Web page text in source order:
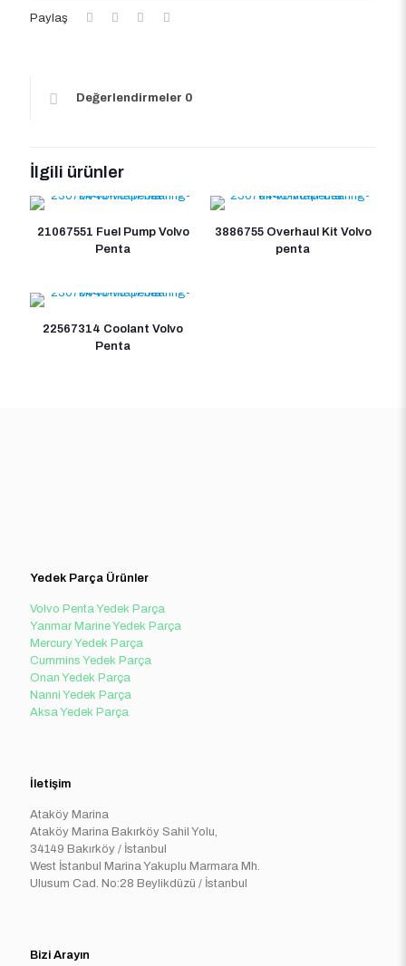
Paylaş
Değerlendirmeler 0
İlgili ürünler
21067551 Fuel Pump Volvo
Penta
3886755 Overhaul Kit Volvo
penta
22567314 Coolant Volvo
Penta
Yedek Parça Ürünler
Volvo Penta Yedek Parça
Yanmar Marine Yedek Parça
Mercury Yedek Parça
Cummins Yedek Parça
Onan Yedek Parça
Nanni Yedek Parça
Aksa Yedek Parça
İletişim
Ataköy Marina
Ataköy Marina Bakırköy Sahil Yolu,
34149 Bakırköy / İstanbul
West İstanbul Marina Yakuplu Marmara Mh.
Ulusum Cad. No:28 Beylikdüzü / İstanbul
Bizi Arayın